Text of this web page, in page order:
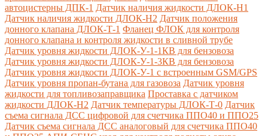
автоцистерны ДПК-1 Датчик наличия жидкости ДЛОК-Н1
Датчик наличия жидкости ДЛОК-Н2 Датчик положения
донного клапана ДЛОК-Т-1 Фланец ФЛОК для контроля
донного клапана и контроля жидкости в сливной трубе
Датчик уровня жидкости ДЛОК-У-1-1КВ для бензовоза
Датчик уровня жидкости ДЛОК-У-1-3КВ для бензовоза
Датчик уровня жидкости ДЛОК-У-1 с встроенным GSM/GPS
Датчик уровня пропан-бутана для газовоза Датчик уровня
жидкости для топливозаправщика Проставка с датчиком
жидкости ДЛОК-Н2 Датчик температуры ДЛОК-Т-0 Датчик
съема сигнала ДСС цифровой для счетчика ППО40 и ППО25
Датчик съема сигнала ДСС аналоговый для счетчика ППО40